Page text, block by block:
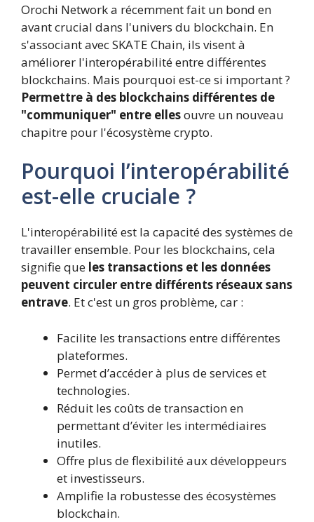
Orochi Network a récemment fait un bond en
avant crucial dans l'univers du blockchain. En
s'associant avec SKATE Chain, ils visent à
améliorer l'interopérabilité entre différentes
blockchains. Mais pourquoi est-ce si important ?
Permettre à des blockchains différentes de
"communiquer" entre ellesouvre un nouveau
chapitre pour l'écosystème crypto.
Pourquoi l’interopérabilité
est-elle cruciale ?
L'interopérabilité est la capacité des systèmes de
travailler ensemble. Pour les blockchains, cela
signifie que les transactions et les données
peuvent circuler entre différents réseaux sans
entrave. Et c'est un gros problème, car :
Facilite les transactions entre différentes
plateformes.
Permet d’accéder à plus de services et
technologies.
Réduit les coûts de transaction en
permettant d’éviter les intermédiaires
inutiles.
Offre plus de flexibilité aux développeurs
et investisseurs.
Amplifie la robustesse des écosystèmes
blockchain.